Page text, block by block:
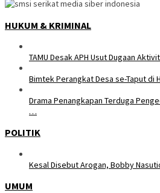
HUKUM & KRIMINAL
TAMU Desak APH Usut Dugaan
Bimtek Perangkat Desa se-Taput di
Drama Penangkapan Terduga
…
POLITIK
Kesal Disebut Arogan, Bobby
UMUM